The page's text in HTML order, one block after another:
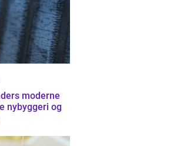
nybyggeri og